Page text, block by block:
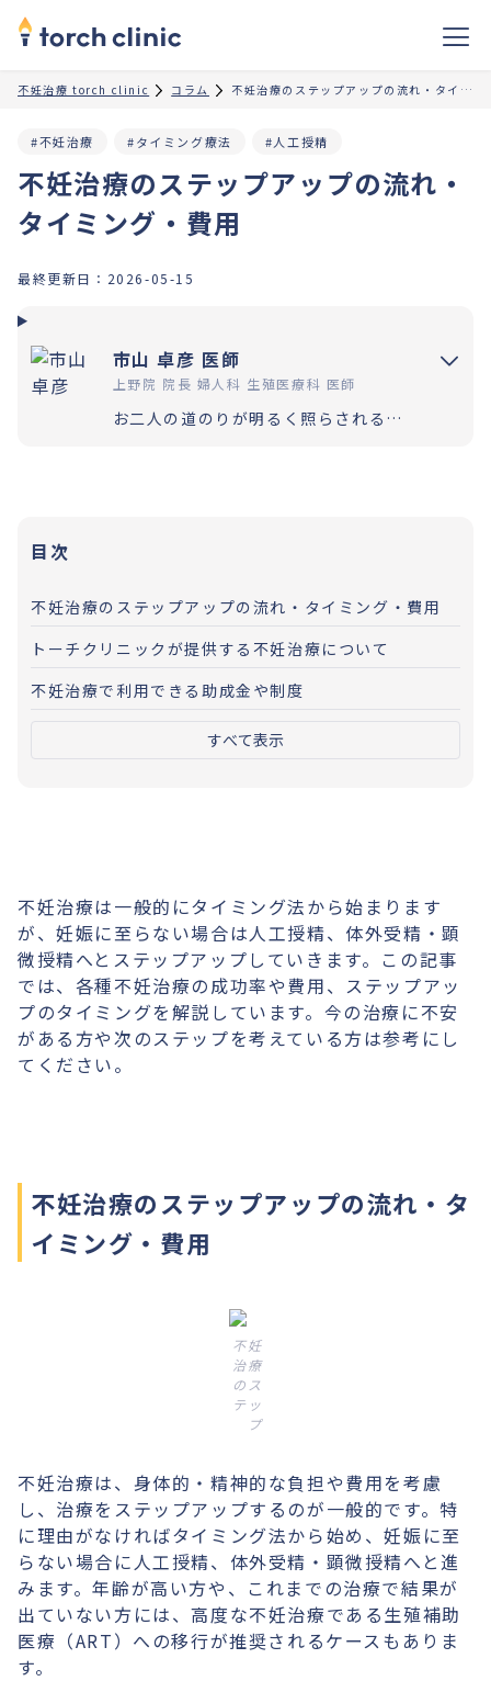
不妊治療 torch clinic コラム 不妊治療のステップアップの流れ・タイミング・費用
不妊治療のステップアップの流れ・
タイミング・費用
#不妊治療 #タイミング療法 #人工授精
最終更新日： 2026-05-15
市山 卓彦 医師
上野院 院長 婦人科 生殖医療科 医師
お二人の道のりが明るく照らされるよう「理解」と「納得」の上で選択いただく過程を大切にしています。エビデンスに基づいた高水準の医療提供により「幸せな家族計画の実現」をお手伝いさせていただきます。
目次
不妊治療のステップアップの流れ・タイミング・費用
トーチクリニックが提供する不妊治療について
不妊治療で利用できる助成金や制度
すべて表示
不妊治療は一般的にタイミング法から始まります
が、妊娠に至らない場合は人工授精、体外受精・顕
微授精へとステップアップしていきます。この記事
では、各種不妊治療の成功率や費用、ステップアッ
プのタイミングを解説しています。今の治療に不安
がある方や次のステップを考えている方は参考にし
てください。
不妊治療のステップアップの流れ・タ
イミング・費用
不妊
治療
のス
テッ
プ
不妊治療は、身体的・精神的な負担や費用を考慮
し、治療をステップアップするのが一般的です。特
に理由がなければタイミング法から始め、妊娠に至
らない場合に人工授精、体外受精・顕微授精へと進
みます。年齢が高い方や、これまでの治療で結果が
出ていない方には、高度な不妊治療である生殖補助
医療（ART）への移行が推奨されるケースもありま
す。